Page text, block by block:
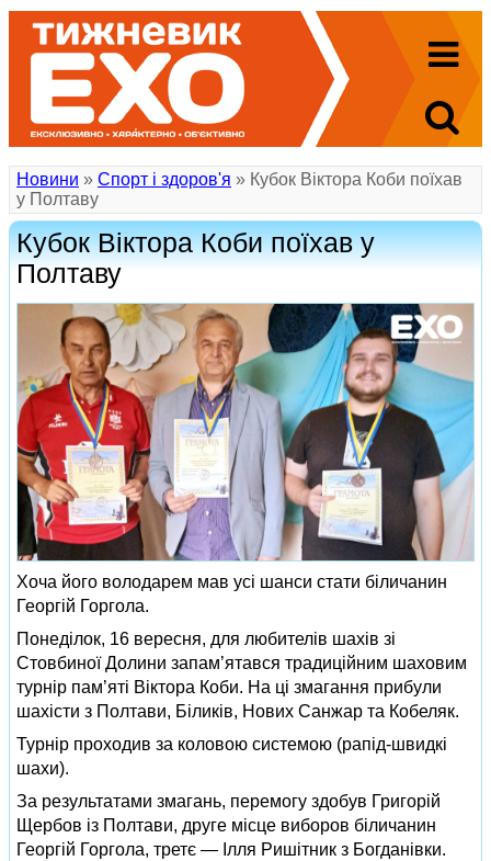
Новини » Спорт і здоров'я » Кубок Віктора Коби поїхав
у Полтаву
Кубок Віктора Коби поїхав у
Полтаву
Хоча його володарем мав усі шанси стати біличанин
Георгій Горгола.
Понеділок, 16 вересня, для любителів шахів зі
Стовбиної Долини запам’ятався традиційним шаховим
турнір пам’яті Віктора Коби. На ці змагання прибули
шахісти з Полтави, Біликів, Нових Санжар та Кобеляк.
Турнір проходив за коловою системою (рапід-швидкі
шахи).
За результатами змагань, перемогу здобув Григорій
Щербов із Полтави, друге місце виборов біличанин
Георгій Горгола, третє — Ілля Ришітник з Богданівки.